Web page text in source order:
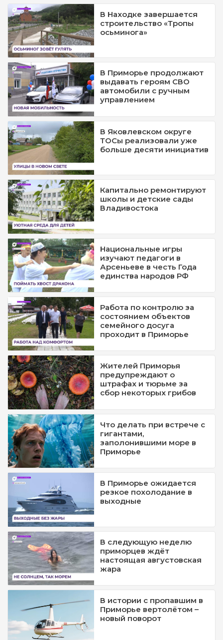
В Находке завершается
строительство «Тропы
осьминога»
В Приморье продолжают
выдавать героям СВО
автомобили с ручным
управлением
В Яковлевском округе
ТОСы реализовали уже
больше десяти инициатив
Капитально ремонтируют
школы и детские сады
Владивостока
Национальные игры
изучают педагоги в
Арсеньеве в честь Года
единства народов РФ
Работа по контролю за
состоянием объектов
семейного досуга
проходит в Приморье
Жителей Приморья
предупреждают о
штрафах и тюрьме за
сбор некоторых грибов
Что делать при встрече с
гигантами,
заполонившими море в
Приморье
В Приморье ожидается
резкое похолодание в
выходные
В следующую неделю
приморцев ждёт
настоящая августовская
жара
В истории с пропавшим в
Приморье вертолётом –
новый поворот